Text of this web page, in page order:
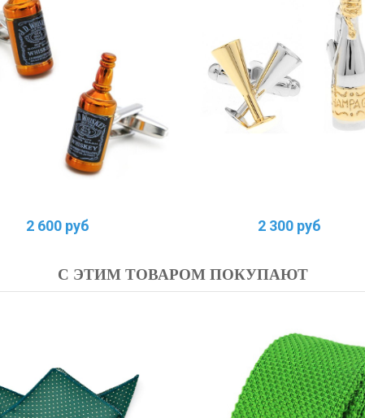
2 600 руб 2 300 руб
С ЭТИМ ТОВАРОМ ПОКУПАЮТ